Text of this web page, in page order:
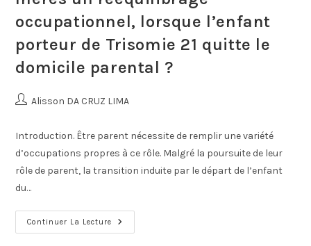
occupationnel, lorsque l’enfant
porteur de Trisomie 21 quitte le
domicile parental ?
Alisson DA CRUZ LIMA
Introduction. Être parent nécessite de remplir une variété
d’occupations propres à ce rôle. Malgré la poursuite de leur
rôle de parent, la transition induite par le départ de l’enfant
du…
Continuer La Lecture